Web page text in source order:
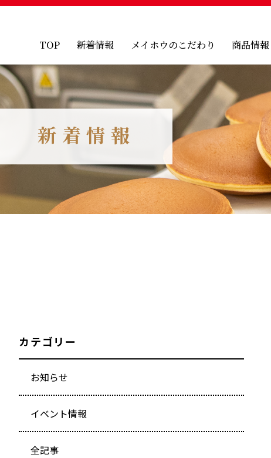
TOP 新着情報
メディア掲載
メイホウのこだわり
お菓子のこだわり
お菓子ができるまで
商品情報
新着情報
カテゴリー
お知らせ
イベント情報
全記事